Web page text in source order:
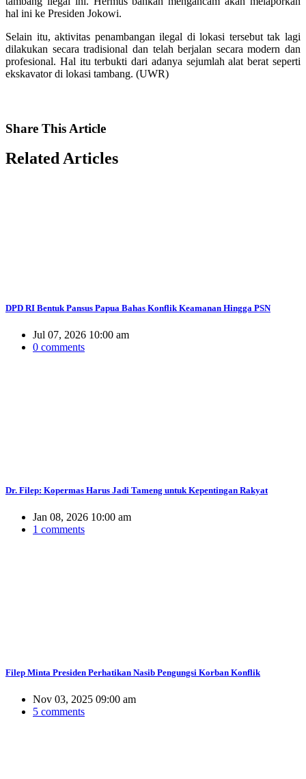
hal ini ke Presiden Jokowi.
Selain itu, aktivitas penambangan ilegal di lokasi tersebut tak lagi
dilakukan secara tradisional dan telah berjalan secara modern dan
profesional. Hal itu terbukti dari adanya sejumlah alat berat seperti
ekskavator di lokasi tambang. (UWR)
Share This Article
RelatedArticles
DPD RI Bentuk Pansus Papua Bahas Konflik Keamanan Hingga PSN
Jul 07, 2026 10:00 am
0 comments
Dr. Filep: Kopermas Harus Jadi Tameng untuk Kepentingan Rakyat
Jan 08, 2026 10:00 am
1 comments
Filep Minta Presiden Perhatikan Nasib Pengungsi Korban Konflik
Nov 03, 2025 09:00 am
5 comments